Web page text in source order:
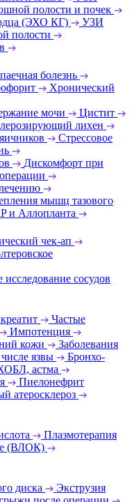
полости и почек
(ЭХО КГ)
УЗИ
полости
болезнь
Хронический
мочи
Цистит
лихен
Стрессовое
Дискомфорт при
мышц тазового
и Аллопланта
чек-ап
исследование сосудов
Частые
Импотенция
кожи
Заболевания
язвы
Бронхо-
астма
Пиелонефрит
атеросклероз
Плазмотерапия
(ВЛОК)
диска
Экструзия